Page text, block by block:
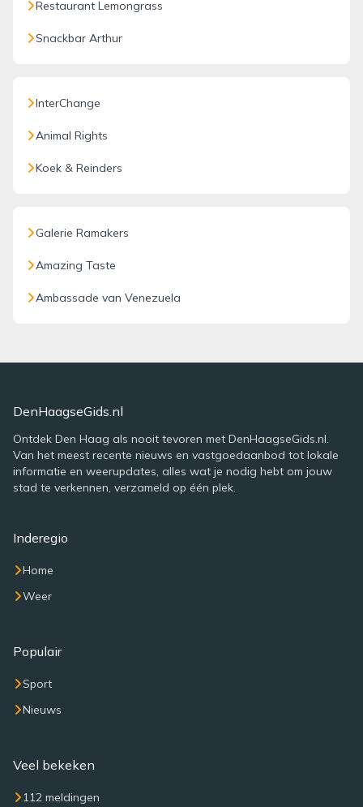
Restaurant Lemongrass
Snackbar Arthur
InterChange
Animal Rights
Koek & Reinders
Galerie Ramakers
Amazing Taste
Ambassade van Venezuela
DenHaagseGids.nl
Ontdek Den Haag als nooit tevoren met DenHaagseGids.nl.
Van het meest recente nieuws en vastgoedaanbod tot lokale
informatie en weerupdates, alles wat je nodig hebt om jouw
stad te verkennen, verzameld op één plek.
Inderegio
Home
Weer
Populair
Sport
Nieuws
Veel bekeken
112 meldingen